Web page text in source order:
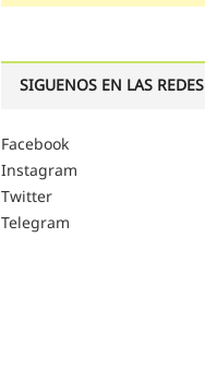
SIGUENOS EN LAS REDES
Facebook
Instagram
Twitter
Telegram